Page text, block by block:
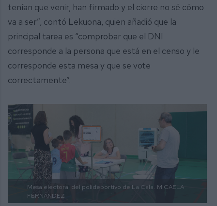
tenían que venir, han firmado y el cierre no sé cómo
va a ser”, contó Lekuona, quien añadió que la
principal tarea es “comprobar que el DNI
corresponde a la persona que está en el censo y le
corresponde esta mesa y que se vote
correctamente”.
Mesa electoral del polideportivo de La Cala. MICAELA
FERNÁNDEZ